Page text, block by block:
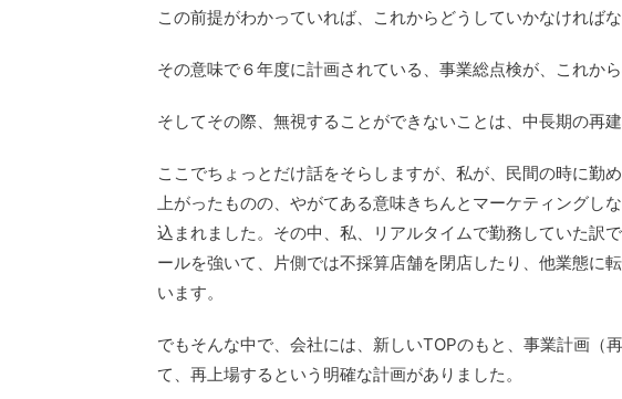
この前提がわかっていれば、これからどうしていかなければ
その意味で６年度に計画されている、事業総点検が、これか
そしてその際、無視することができないことは、中長期の再建
ここでちょっとだけ話をそらしますが、私が、民間の時に勤
上がったものの、やがてある意味きちんとマーケティングし
込まれました。その中、私、リアルタイムで勤務していた訳
ールを強いて、片側では不採算店舗を閉店したり、他業態に
います。
でもそんな中で、会社には、新しいTOPのもと、事業計画（
て、再上場するという明確な計画がありました。